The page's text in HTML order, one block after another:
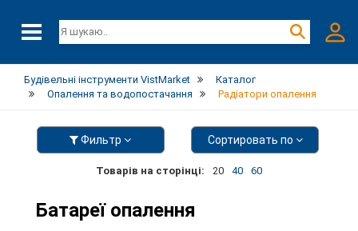
Будівельні інструменти VistMarket
Каталог
Опалення та водопостачання
Радіатори опалення
Фильтр Сортировать по
Товарів на сторінці: 20 40 60
Батареї опалення